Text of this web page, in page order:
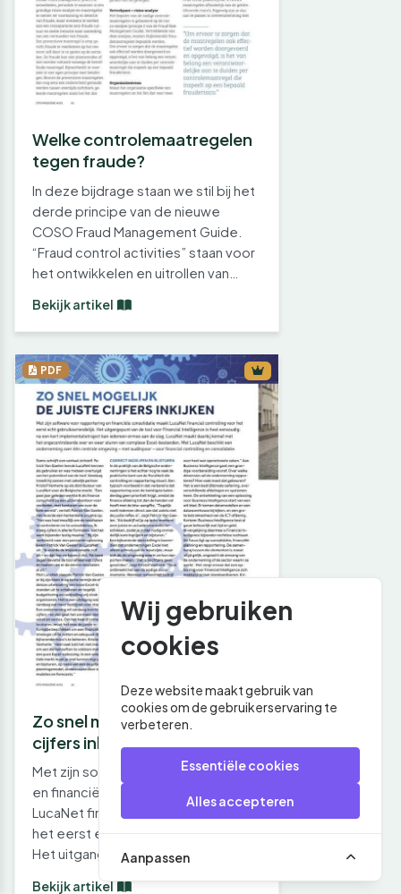
Wij gebruiken
cookies
Deze website maakt gebruik van
cookies om de gebruikerservaring te
verbeteren.
Essentiële cookies
Alles accepteren
Aanpassen
Welke controlemaatregelen
tegen fraude?
In deze bijdrage staan we stil bij het
derde principe van de nieuwe
COSO Fraud Management Guide.
“Fraud control activities” staan voor
het ontwikkelen en uitrollen van…
Bekijk artikel
PDF
Zo snel mogelijk de juiste
cijfers inkijken
Met zijn software voor rapportering
en financiële consolidatie maakt
LucaNet financial controlling voor
het eerst echt gebruiksvriendelijk.
Het uitgangspunt van de tool…
Bekijk artikel